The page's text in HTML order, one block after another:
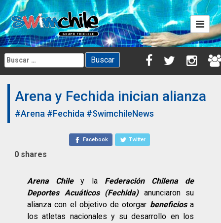
Skip
to
content
Buscar:
Arena y Fechida inician alianza
#Arena #Fechida #SwimchileNews
Facebook Twitter
0 shares
Arena Chiley la Federación Chilena de
Deportes Acuáticos (Fechida)anunciaron su
alianza con el objetivo de otorgar beneficiosa
los atletas nacionales y su desarrollo en los